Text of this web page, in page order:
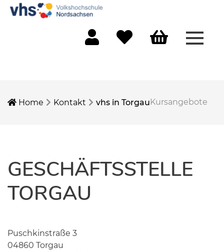
Home Kontakt vhs in TorgauKursangebote
GESCHÄFTSSTELLE
TORGAU
Puschkinstraße 3
04860 Torgau